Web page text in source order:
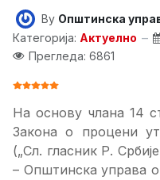
By Општинска
Категорија: Актуелно
Прегледа: 6861
ОЦЕНА КОРИСНИКА:
На основу члана 14
Закона о процени
(„Сл. гласник Р.
– Општинска управа